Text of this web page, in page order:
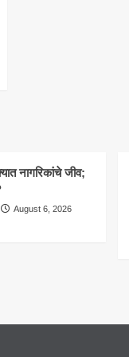
नागरिकांचे जीव;
August 6, 2026